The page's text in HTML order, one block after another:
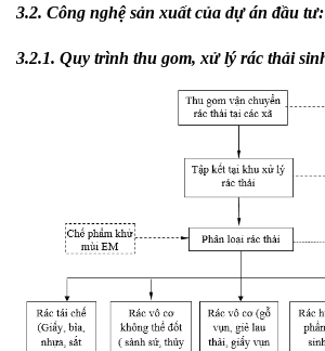
3.2. Công nghệ sản xuất của dự án đầu tư:
3.2.1. Quy trình thu gom, xử lý rác thải